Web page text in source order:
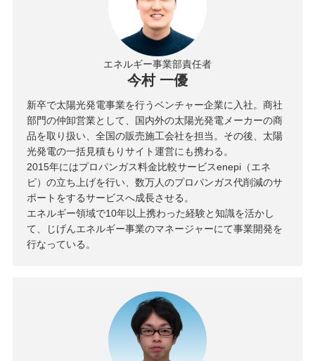
エネルギー事業部責任者
今村 一優
新卒で太陽光発電事業を行うベンチャー企業に入社。商社
部門の仲卸営業として、国内外の太陽光発電メーカーの商
品を取り扱い、全国の販売施工会社を担当。その後、太陽
光発電の一括見積もりサイト運営にも携わる。
2015年にはプロパンガス料金比較サービスenepi（エネ
ピ）の立ち上げを行い、数万人のプロパンガス代削減のサ
ポートをするサービスへ成長させる。
エネルギー領域で10年以上携わった経験と知識を活かし
て、じげんエネルギー事業のマネージャーにて事業開発を
行なっている。